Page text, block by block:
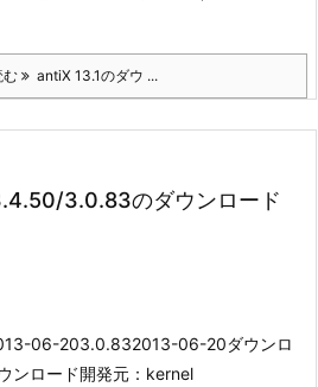
む antiX 13.1のダウ ...
3.0.83のダウンロード
06-203.0.832013-06-20ダウンロ
ンロード開発元： kernel